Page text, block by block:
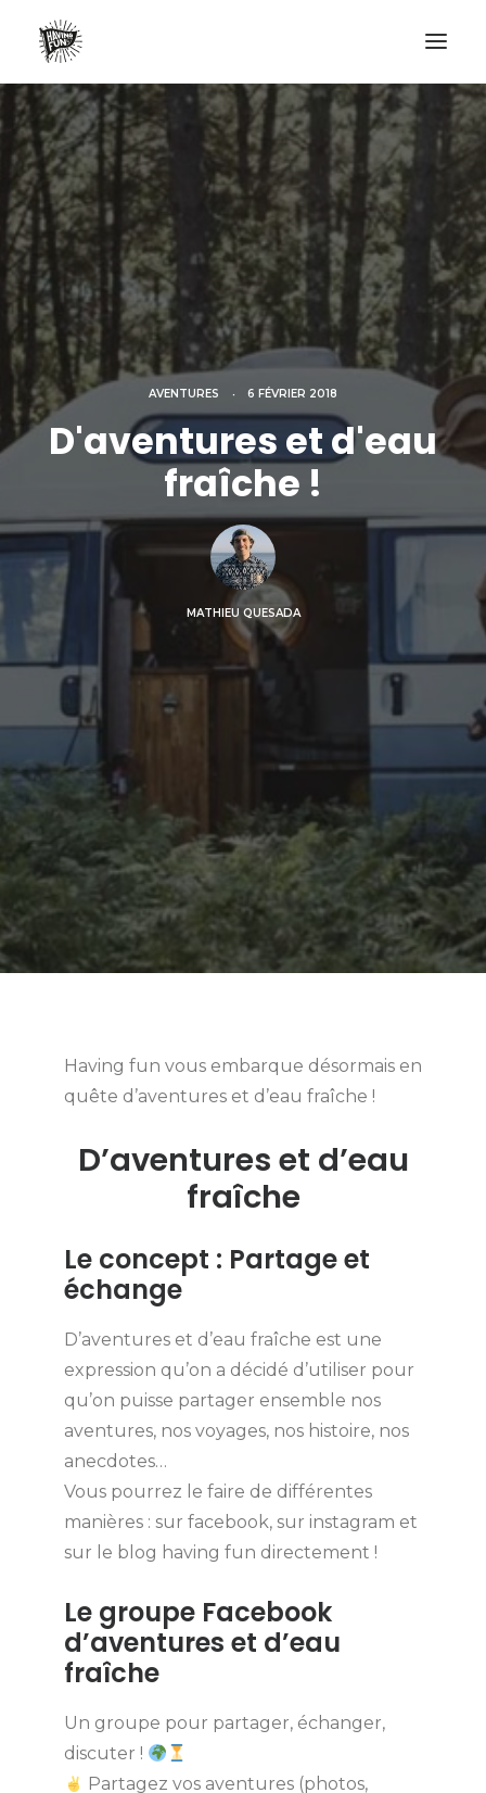
LIFESTYLE
AVENTURES
ECO FRIENDLY
SURF
VANLIFE
NO PLASTIC LETTER
RECHERCHE
AVENTURES • 6 FÉVRIER 2018
D'aventures et d'eau
fraîche !
MATHIEU QUESADA
Having fun vous embarque désormais en
quête d’aventures et d’eau fraîche !
D’aventures et d’eau
fraîche
Le concept : Partage et
échange
D’aventures et d’eau fraîche est une
expression qu’on a décidé d’utiliser pour
qu’on puisse partager ensemble nos
aventures, nos voyages, nos histoire, nos
anecdotes…
Vous pourrez le faire de différentes
manières : sur facebook, sur instagram et
sur le blog having fun directement !
Le groupe Facebook
d’aventures et d’eau
fraîche
Un groupe pour partager, échanger,
discuter !
Partagez vos aventures (photos,